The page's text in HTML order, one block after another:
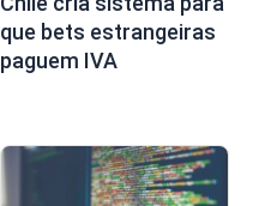
que bets estrangeiras
paguem IVA